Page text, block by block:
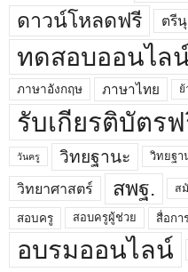
ดาวน์โหลดฟรี ตรี
ทดสอบออนไล
ภาษาอังกฤษ ภาษาไทย ย้
รับเกียรติบัตร
วันครู วิทยฐานะ วิทยฐา
วิทยาศาสตร์ สพฐ. ส
สอบครู สอบครูผู้ช่วย สื่อกา
อบรมออนไลน์